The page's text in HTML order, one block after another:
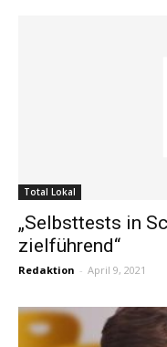
Total Lokal
„Selbsttests in
zielführend“
Redaktion - April 9, 2021